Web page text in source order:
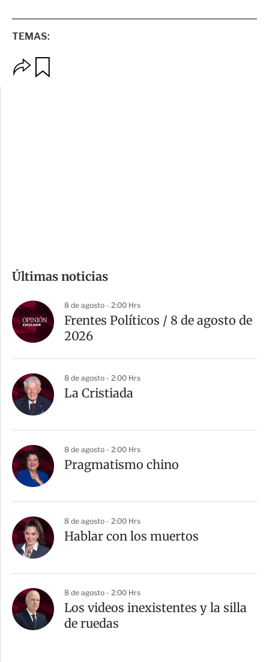
TEMAS:
p
p
a
r
t
Últimas noticias
8 de agosto - 2:00 Hrs
Frentes Políticos / 8 de agosto de
2026
8 de agosto - 2:00 Hrs
La Cristiada
8 de agosto - 2:00 Hrs
Pragmatismo chino
8 de agosto - 2:00 Hrs
Hablar con los muertos
8 de agosto - 2:00 Hrs
Los videos inexistentes y la silla
de ruedas